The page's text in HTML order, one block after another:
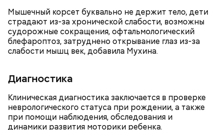
Мышечный корсет буквально не держит тело, дети
страдают из-за хронической слабости, возможны
судорожные сокращения, офтальмологический
блефароптоз, затруднено открывание глаз из-за
слабости мышц век, добавила Мухина.
Диагностика
Клиническая диагностика заключается в проверке
неврологического статуса при рождении, а также
при помощи наблюдения, обследования и
динамики развития моторики ребенка.
Ингредиенты:
При выборе дыни эксперт посоветовала
ориентироваться на запах: